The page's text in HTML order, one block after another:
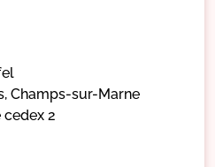
Champs-sur-Marne
2